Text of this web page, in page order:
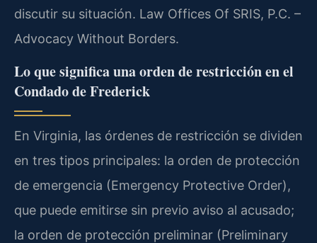
discutir su situación. Law Offices Of SRIS, P.C. –
Advocacy Without Borders.
Lo que significa una orden de restricción en el
Condado de Frederick
En Virginia, las órdenes de restricción se dividen
en tres tipos principales: la orden de protección
de emergencia (Emergency Protective Order),
que puede emitirse sin previo aviso al acusado;
la orden de protección preliminar (Preliminary